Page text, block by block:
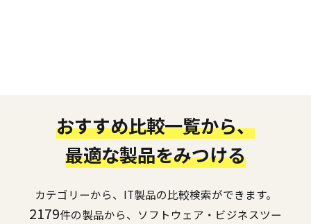
おすすめ比較一覧から、
最適な製品をみつける
カテゴリーから、IT製品の比較検索ができます。
2179件の製品から、ソフトウェア・ビジネスツー